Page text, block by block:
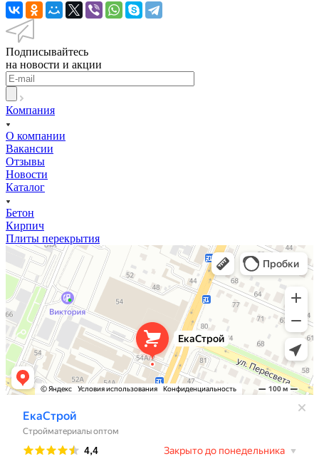
Подписывайтесь
на новости и акции
Компания
О компании
Вакансии
Отзывы
Новости
Каталог
Бетон
Кирпич
Плиты перекрытия